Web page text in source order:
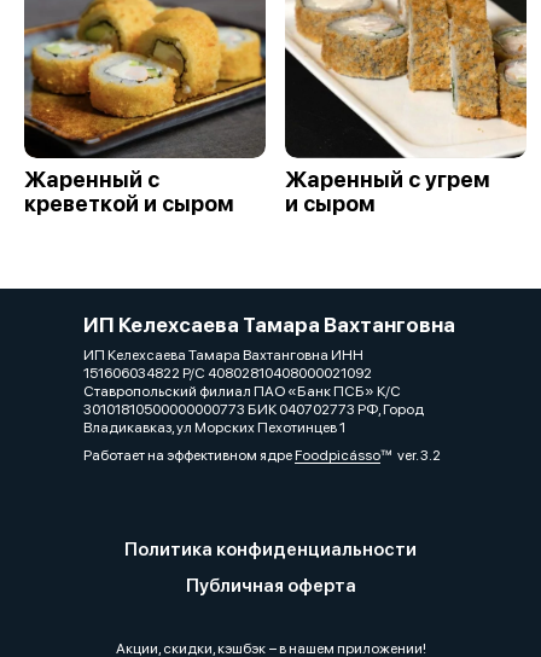
Жаренный с
креветкой и сыром
Жаренный с угрем
и сыром
ИП Келехсаева Тамара Вахтанговна
ИП Келехсаева Тамара Вахтанговна ИНН
151606034822 Р/С 40802810408000021092
Ставропольский филиал ПАО «Банк ПСБ» К/С
30101810500000000773 БИК 040702773 РФ, Город
Владикавказ, ул Морских Пехотинцев 1
Работает на эффективном ядреFoodpicássover. 3.2
Политика конфиденциальности
Публичная оферта
Акции, скидки, кэшбэк − в нашем приложении!